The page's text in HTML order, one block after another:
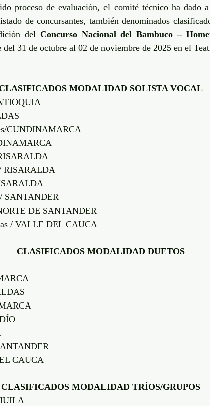
proceso de evaluación, el comité técnico ha dado
de concursantes, también denominados
del Concurso Nacional del Bambuco –
del 31 de octubre al 02 de noviembre de 2025 en el
MODALIDAD SOLISTA VOCAL
CUNDINAMARCA
RISARALDA
SANTANDER
DE SANTANDER
/ VALLE DEL CAUCA
CLASIFICADOS MODALIDAD DUETOS
CAUCA
CLASIFICADOS MODALIDAD TRÍOS/GRUPOS